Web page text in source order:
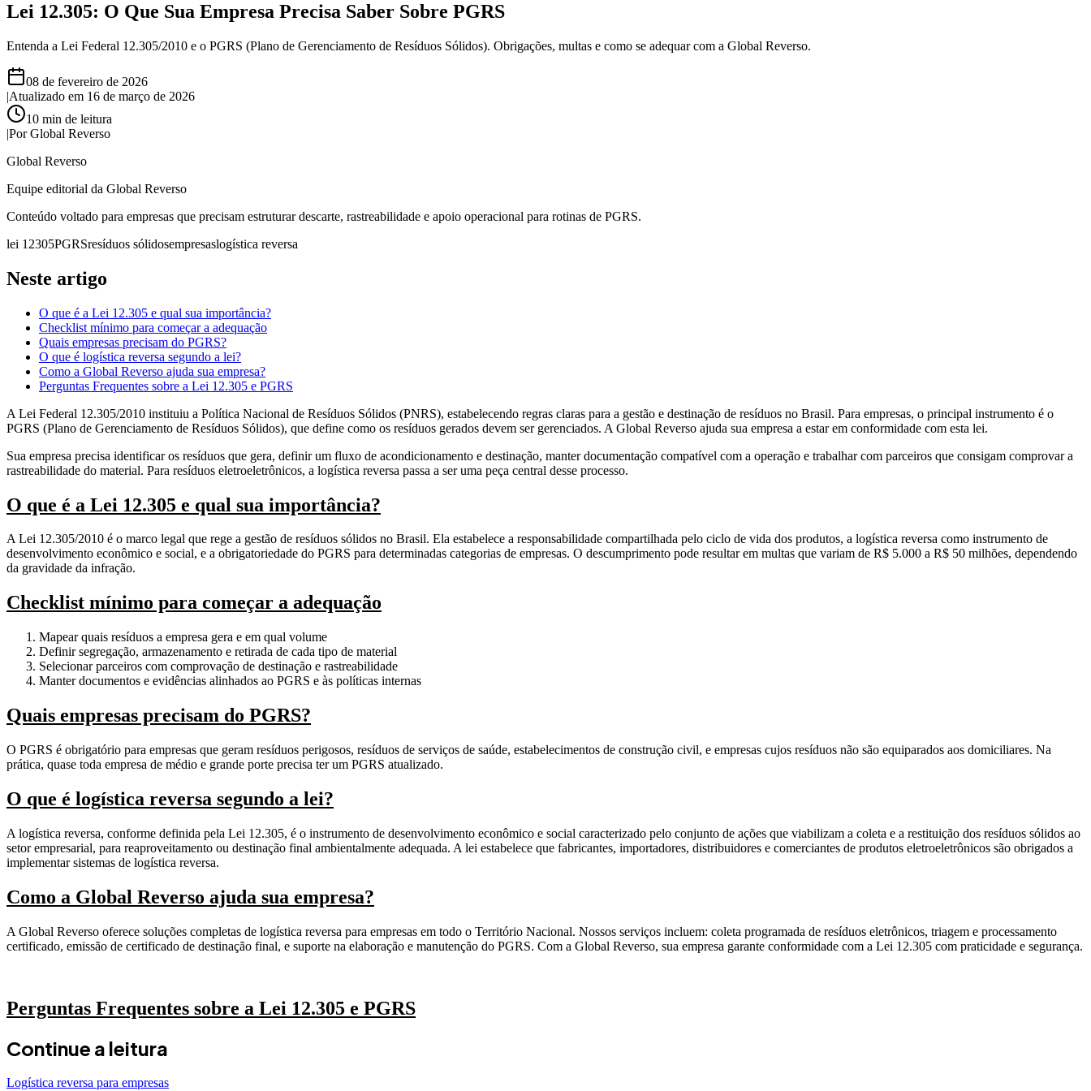
Lei 12.305: O Que Sua Empresa Precisa Saber Sobre PGRS
Entenda a Lei Federal 12.305/2010 e o PGRS (Plano de Gerenciamento de Resíduos Sólidos). Obrigações, multas e como se adequar com a Global Reverso.
08 de fevereiro de 2026
|Atualizado em 16 de março de 2026
10 min de leitura
|PorGlobal Reverso
Global Reverso
Equipe editorial da Global Reverso
Conteúdo voltado para empresas que precisam estruturar descarte, rastreabilidade e apoio operacional para rotinas de PGRS.
lei 12305PGRSresíduos sólidosempresaslogística reversa
Neste artigo
O que é a Lei 12.305 e qual sua importância?
Checklist mínimo para começar a adequação
Quais empresas precisam do PGRS?
O que é logística reversa segundo a lei?
Como a Global Reverso ajuda sua empresa?
Perguntas Frequentes sobre a Lei 12.305 e PGRS
A Lei Federal 12.305/2010 instituiu a Política Nacional de Resíduos Sólidos (PNRS), estabelecendo regras claras para a gestão e destinação de resíduos no Brasil. Para empresas, o principal instrumento é o
PGRS (Plano de Gerenciamento de Resíduos Sólidos), que define como os resíduos gerados devem ser gerenciados. A Global Reverso ajuda sua empresa a estar em conformidade com esta lei.
Sua empresa precisa identificar os resíduos que gera, definir um fluxo de acondicionamento e destinação, manter documentação compatível com a operação e trabalhar com parceiros que consigam comprovar a
rastreabilidade do material. Para resíduos eletroeletrônicos, a logística reversa passa a ser uma peça central desse processo.
O que é a Lei 12.305 e qual sua importância?
A Lei 12.305/2010 é o marco legal que rege a gestão de resíduos sólidos no Brasil. Ela estabelece a responsabilidade compartilhada pelo ciclo de vida dos produtos, a logística reversa como instrumento de
desenvolvimento econômico e social, e a obrigatoriedade do PGRS para determinadas categorias de empresas. O descumprimento pode resultar em multas que variam de R$ 5.000 a R$ 50 milhões, dependendo
da gravidade da infração.
Checklist mínimo para começar a adequação
Mapear quais resíduos a empresa gera e em qual volume
Definir segregação, armazenamento e retirada de cada tipo de material
Selecionar parceiros com comprovação de destinação e rastreabilidade
Manter documentos e evidências alinhados ao PGRS e às políticas internas
Quais empresas precisam do PGRS?
O PGRS é obrigatório para empresas que geram resíduos perigosos, resíduos de serviços de saúde, estabelecimentos de construção civil, e empresas cujos resíduos não são equiparados aos domiciliares. Na
prática, quase toda empresa de médio e grande porte precisa ter um PGRS atualizado.
O que é logística reversa segundo a lei?
A logística reversa, conforme definida pela Lei 12.305, é o instrumento de desenvolvimento econômico e social caracterizado pelo conjunto de ações que viabilizam a coleta e a restituição dos resíduos sólidos ao
setor empresarial, para reaproveitamento ou destinação final ambientalmente adequada. A lei estabelece que fabricantes, importadores, distribuidores e comerciantes de produtos eletroeletrônicos são obrigados a
implementar sistemas de logística reversa.
Como a Global Reverso ajuda sua empresa?
A Global Reverso oferece soluções completas de logística reversa para empresas em todo o Território Nacional. Nossos serviços incluem: coleta programada de resíduos eletrônicos, triagem e processamento
certificado, emissão de certificado de destinação final, e suporte na elaboração e manutenção do PGRS. Com a Global Reverso, sua empresa garante conformidade com a Lei 12.305 com praticidade e segurança.
Perguntas Frequentes sobre a Lei 12.305 e PGRS
Continue a leitura
Logística reversa para empresas